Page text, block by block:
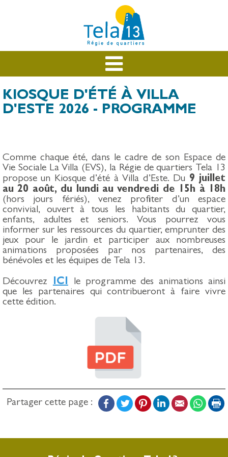
KIOSQUE D'ÉTÉ À VILLA
D'ESTE 2026 - PROGRAMME
Comme chaque été, dans le cadre de son Espace de
Vie Sociale La Villa (EVS), la Régie de quartiers Tela 13
propose un Kiosque d’été à Villa d’Este. Du 9 juillet
au 20 août, du lundi au vendredi de 15h à 18h
(hors jours fériés), venez profiter d’un espace
convivial, ouvert à tous les habitants du quartier,
enfants, adultes et seniors. Vous pourrez vous
informer sur les ressources du quartier, emprunter des
jeux pour le jardin et participer aux nombreuses
animations proposées par nos partenaires, des
bénévoles et les équipes de Tela 13.
Découvrez
ICI
le programme des animations ainsi
que les partenaires qui contribueront à faire vivre
cette édition.
Partager cette page : FacebookTwitter PinterestLinkedInEmail